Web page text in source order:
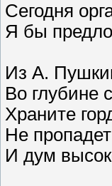
Сегодня
Я бы
Из А.
Во глубине
Храните
Не
И дум